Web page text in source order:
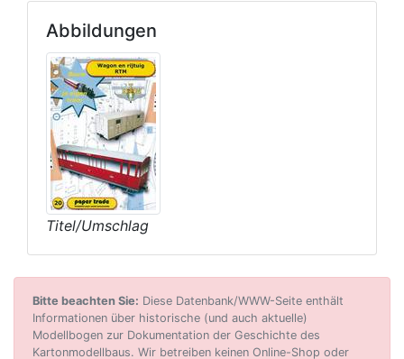
Abbildungen
Titel/Umschlag
Bitte beachten Sie: Diese Datenbank/WWW-Seite enthält
Informationen über historische (und auch aktuelle)
Modellbogen zur Dokumentation der Geschichte des
Kartonmodellbaus. Wir betreiben keinen Online-Shop oder